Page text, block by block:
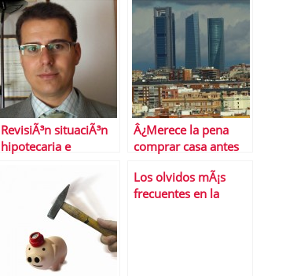
independientemente
del tipo IVA
RevisiÃ³n situaciÃ³n
hipotecaria e
y perspectivas para
Â¿Merece la pena
comprar casa antes
Los olvidos mÃ¡s
frecuentes en la